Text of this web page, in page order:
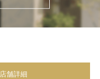
店舗詳細